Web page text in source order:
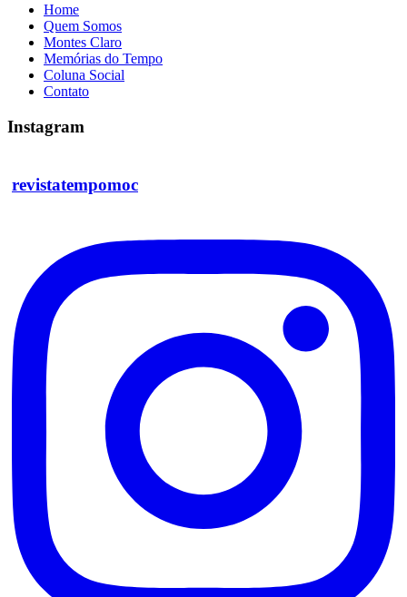
Home
Quem Somos
Montes Claro
Memórias do Tempo
Coluna Social
Contato
Instagram
revistatempomoc